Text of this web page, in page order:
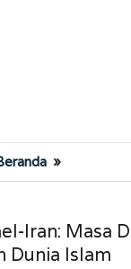
»
Israel-
Masa
Depan
Timur
Iran: Masa
Dunia Islam